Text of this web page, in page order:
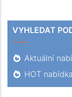
VYHLEDAT
Aktuální
HOT